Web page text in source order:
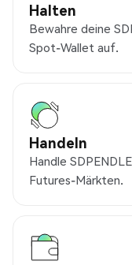
Halten
Bewahre deine
Spot-Wallet auf.
Handeln
Handle
Futures-Märkten.